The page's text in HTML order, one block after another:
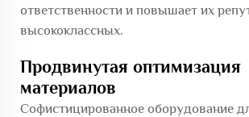
ответственности и повышает их
высококлассных.
Продвинутая оптимизация
материалов
Софистицированное оборудование